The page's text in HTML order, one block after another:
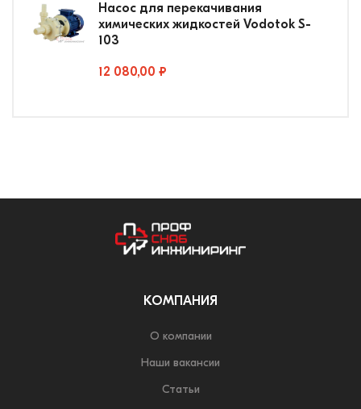
Насос для перекачивания
химических жидкостей Vodotok S-
103
12 080,00 ₽
КОМПАНИЯ
О компании
Наши вакансии
Статьи